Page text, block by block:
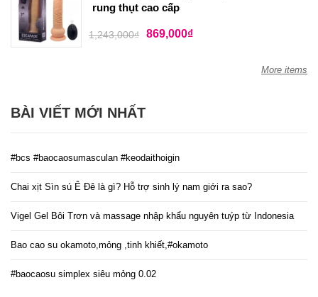
rung thụt cao cấp
1,243,000₫ 869,000₫
More items
BÀI VIẾT MỚI NHẤT
#bcs #baocaosumasculan #keodaithoigin
Chai xịt Sìn sú Ê Đê là gì? Hỗ trợ sinh lý nam giới ra sao?
Vigel Gel Bôi Trơn và massage nhập khẩu nguyên tuýp từ Indonesia
Bao cao su okamoto,mỏng ,tinh khiết,#okamoto
#baocaosu simplex siêu mỏng 0.02